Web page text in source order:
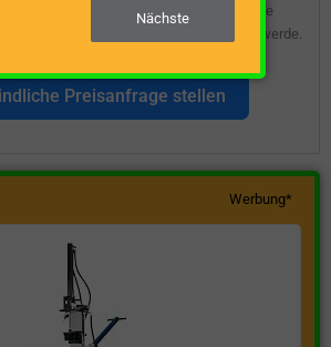
gespeichert wird, damit ich über diese
Preisangebots kontaktiert werde.
Preisanfrage stellen
Werbung*
Nächste